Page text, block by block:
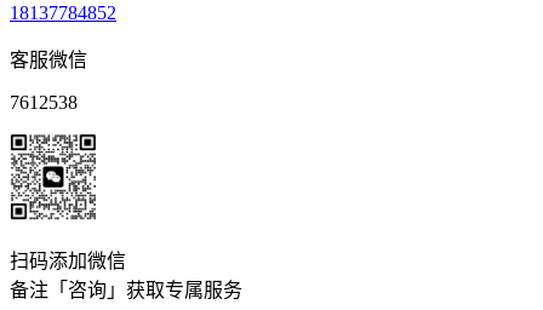
18137784852
客服微信
7612538
扫码添加微信
备注「咨询」获取专属服务